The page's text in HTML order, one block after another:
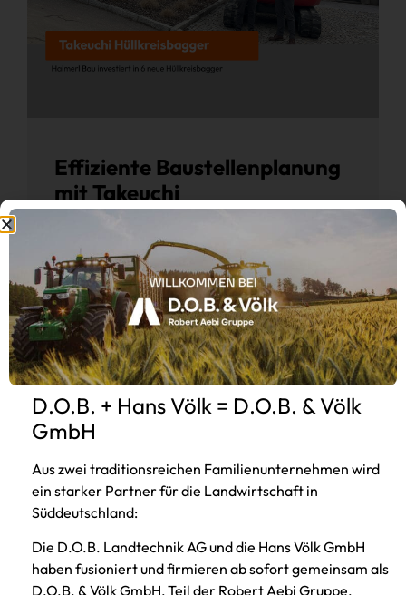
Effiziente Baustellenplanung
mit Takeuchi
Hüllkreisbaggern:
Die Firma Haimerl Bau GmbH & Co. KG ist ein
mittelständisches Bauunternehmen mit Sitz in
Viechtach inmitten des Bayerischen Waldes.
Beitrag lesen
D.O.B. + Hans Völk = D.O.B. & Völk
GmbH
Aus zwei traditionsreichen Familienunternehmen wird
ein starker Partner für die Landwirtschaft in
Süddeutschland:
Die D.O.B. Landtechnik AG und die Hans Völk GmbH
haben fusioniert und firmieren ab sofort gemeinsam als
D.O.B. & Völk GmbH, Teil der Robert Aebi Gruppe.